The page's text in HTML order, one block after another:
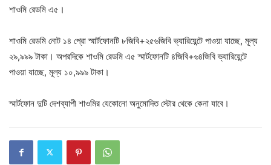
শাওমি রেডমি এ৫।
শাওমি রেডমি নোট ১৪ প্রো স্মার্টফোনটি ৮জিবি+২৫৬জিবি ভ্যারিয়েন্টে পাওয়া যাচ্ছে, মূল্য
২৯,৯৯৯ টাকা। অপরদিকে শাওমি রেডমি এ৫ স্মার্টফোনটি ৪জিবি+৬৪জিবি ভ্যারিয়েন্টে
পাওয়া যাচ্ছে, মূল্য ১০,৯৯৯ টাকা।
স্মার্টফোন দুটি দেশব্যাপী শাওমির যেকোনো অনুমোদিত স্টোর থেকে কেনা যাবে।